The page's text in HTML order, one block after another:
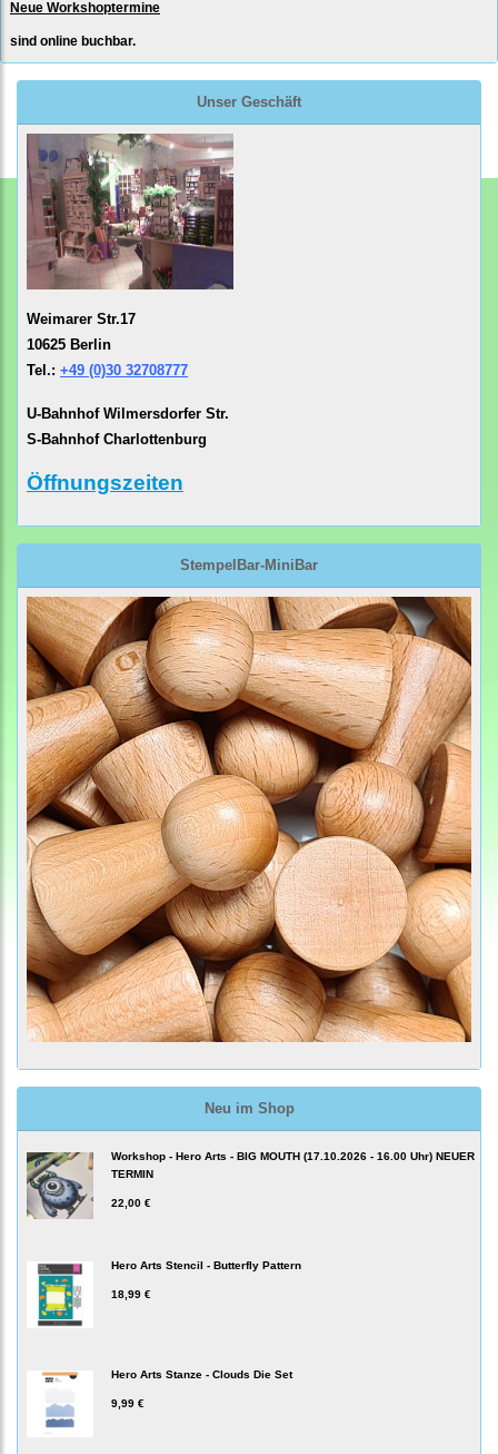
Neue Workshoptermine
sind online buchbar.
Unser Geschäft
Weimarer Str.17
10625 Berlin
Tel.: +49 (0)30 32708777
U-Bahnhof Wilmersdorfer Str.
S-Bahnhof Charlottenburg
Öffnungszeiten
StempelBar-MiniBar
Neu im Shop
Workshop - Hero Arts - BIG MOUTH (17.10.2026 - 16.00 Uhr) NEUER
TERMIN
22,00 €
Hero Arts Stencil - Butterfly Pattern
18,99 €
Hero Arts Stanze - Clouds Die Set
9,99 €